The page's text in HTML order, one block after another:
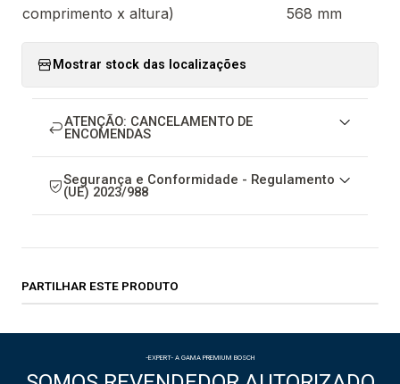
comprimento x altura)
568 mm
Mostrar stock das localizações
ATENÇÃO: CANCELAMENTO DE
ENCOMENDAS
Segurança e Conformidade - Regulamento
(UE) 2023/988
PARTILHAR ESTE PRODUTO
-EXPERT- A GAMA PREMIUM BOSCH